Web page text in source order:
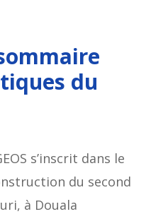
du
s’inscrit dans le
du second
à Douala